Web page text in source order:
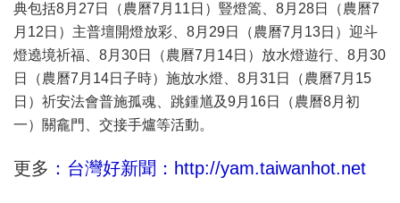
典包括8月27日（農曆7月11日）豎燈篙、8月28日（農曆7
月12日）主普壇開燈放彩、8月29日（農曆7月13日）迎斗
燈遶境祈福、8月30日（農曆7月14日）放水燈遊行、8月30
日（農曆7月14日子時）施放水燈、8月31日（農曆7月15
日）祈安法會普施孤魂、跳鍾馗及9月16日（農曆8月初
一）關龕門、交接手爐等活動。
更多 ：台灣好新聞：http://yam.taiwanhot.net